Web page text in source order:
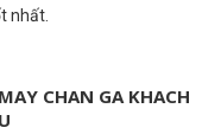
nhất.
CHAN GA KHACH